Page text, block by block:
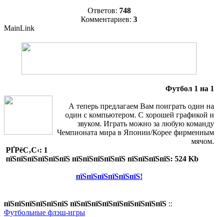
Ответов: 748
Комментариев: 3
MainLink
Футбол 1 на 1
А теперь предлагаем Вам поиграть один на
один с компьютером. С хорошей графикой и
звуком. Играть можно за любую команду
Чемпионата мира в Японии/Корее фирменным
мячом.
РҐРёС‚С‹: 1
пїЅпїЅпїЅпїЅпїЅпїЅ пїЅпїЅпїЅпїЅпїЅ пїЅпїЅпїЅпїЅ: 524 Kb
пїЅпїЅпїЅпїЅпїЅпїЅ!
пїЅпїЅпїЅпїЅпїЅпїЅ пїЅпїЅпїЅпїЅпїЅпїЅпїЅпїЅпїЅ ::
Футбольные флэш-игры